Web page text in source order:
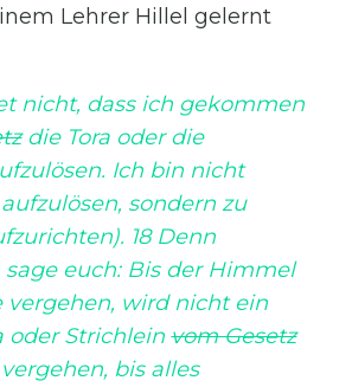
Lehrer Hillel gelernt
nicht, dass ich gekommen
die Tora oder die
Ich bin nicht
sondern zu
18 Denn
euch: Bis der Himmel
vergehen, wird nicht ein
oder Strichleinvom Gesetz
bis alles